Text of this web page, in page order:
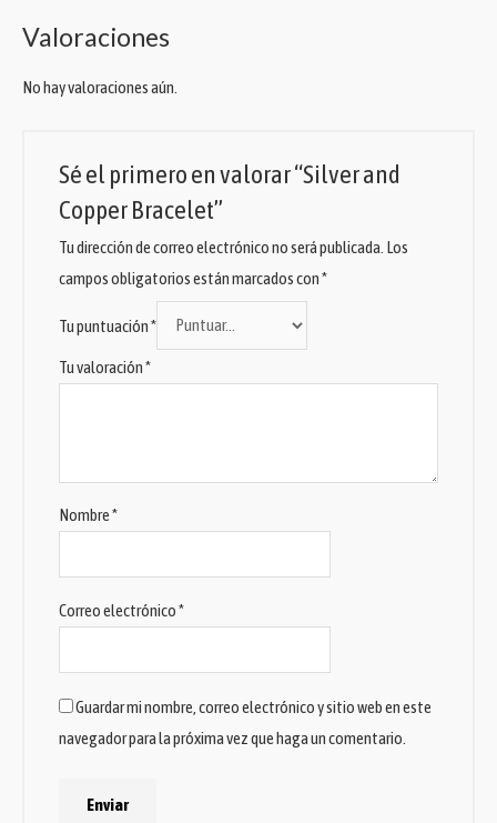
Valoraciones
No hay valoraciones aún.
Sé el primero en valorar “Silver and
Copper Bracelet”
Tu dirección de correo electrónico no será publicada. Los
campos obligatorios están marcados con*
Tu puntuación*
Tu valoración*
Nombre*
Correo electrónico*
Guardar mi nombre, correo electrónico y sitio web en este
navegador para la próxima vez que haga un comentario.